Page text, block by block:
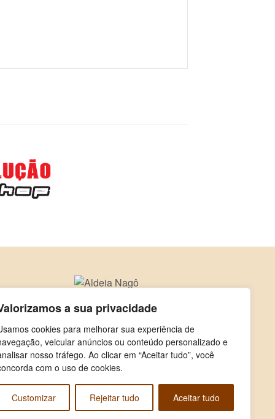
a sua privacidade
cookies para melhorar sua experiência de
veicular anúncios ou conteúdo personalizado e
nosso tráfego. Ao clicar em “Aceitar tudo”, você
com o uso de cookies.
Customizar Rejeitar tudo Aceitar tudo